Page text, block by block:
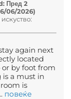
Пред 2
06/2026)
again next
located
by foot from
a must in
is
повеќе